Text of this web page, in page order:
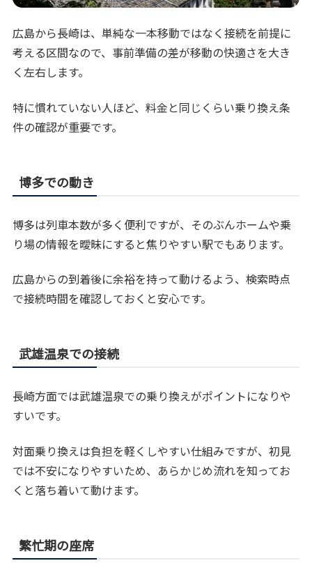
広島から長崎は、単純な一本移動ではなく接続を前提に
考える区間なので、事前準備の差が移動の快適さを大き
く左右します。
特に慣れていない人ほど、料金と同じくらい乗り換え条
件の確認が重要です。
博多での動き
博多は列車本数が多く便利ですが、そのぶんホームや乗
り場の情報を曖昧にすると焦りやすい駅でもあります。
広島からの到着後に余裕を持って動けるよう、検索時点
で接続時間を確認しておくと安心です。
武雄温泉での接続
長崎方面では武雄温泉での乗り換えがポイントになりや
すいです。
対面乗り換えは負担を軽くしやすい仕組みですが、初見
では不安になりやすいため、あらかじめ流れを知ってお
くと落ち着いて動けます。
繁忙期の座席